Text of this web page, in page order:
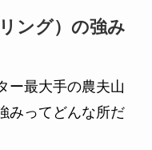
ング）の強み
ー最大手の農夫山
みってどんな所だ